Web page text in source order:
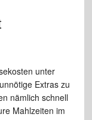
unter
Extras zu
nämlich schnell
Mahlzeiten im